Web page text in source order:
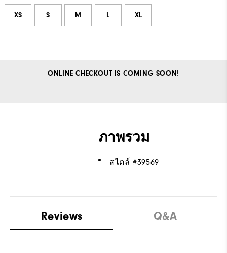
XS S M L XL
ONLINE CHECKOUT IS COMING SOON!
ภาพรวม
สไตล์ #39569
Reviews Q&A